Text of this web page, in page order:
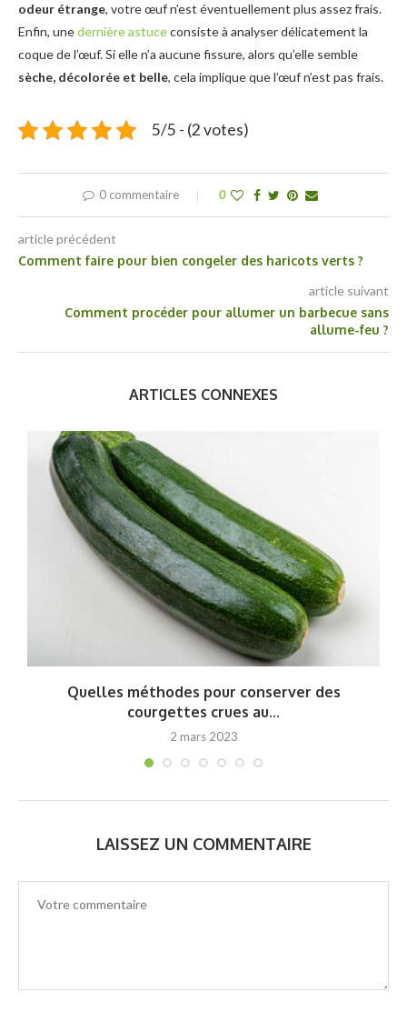
odeur étrange, votre œuf n’est éventuellement plus assez frais.
Enfin, unedernière astuceconsiste à analyser délicatement la
coque de l’œuf. Si elle n’a aucune fissure, alors qu’elle semble
sèche, décolorée et belle, cela implique que l’œuf n’est pas frais.
5/5 - (2 votes)
0 commentaire 0
article précédent
Comment faire pour bien congeler des haricots verts ?
article suivant
Comment procéder pour allumer un barbecue sans
allume-feu ?
ARTICLES CONNEXES
Quelles méthodes pour conserver des
courgettes crues au...
2 mars 2023
LAISSEZ UN COMMENTAIRE